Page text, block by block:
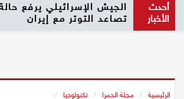
أخبار محلية
أحدث
الأخبار
الجيش الإسرائيلي يرفع
تصاعد التوتر مع إيران
الرئيسية / مجلة الحمرا / تكنولوجيا
/